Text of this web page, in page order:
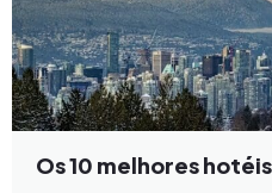
Os 10 melhores